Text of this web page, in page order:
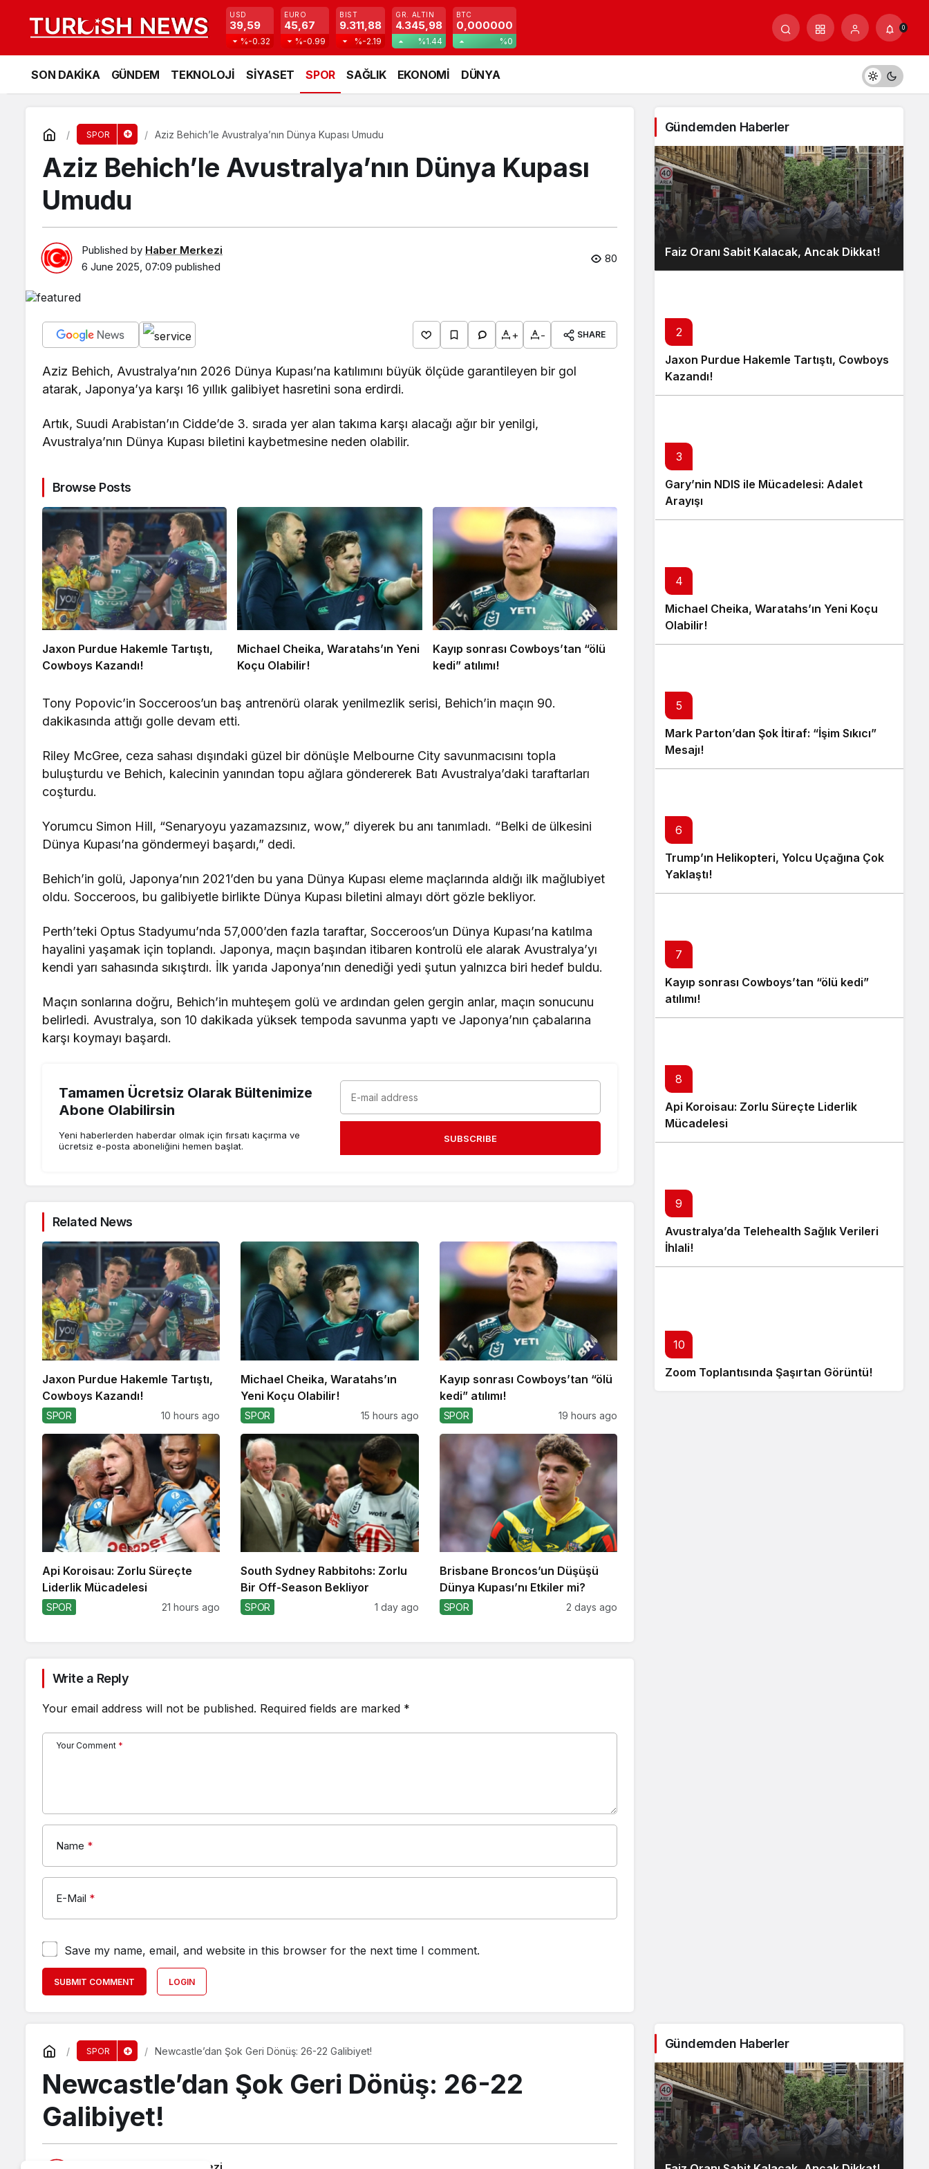
USD
39,59
%-0.32
EURO
45,67
%-0.99
BIST
9.311,88
%-2.19
GR. ALTIN
4.345,98
%1.44
BTC
0,000000
%0
0
SON DAKİKA GÜNDEM TEKNOLOJİ SİYASET SPOR SAĞLIK EKONOMİ DÜNYA
SPOR Aziz Behich’le Avustralya’nın Dünya Kupası Umudu
Aziz Behich’le Avustralya’nın Dünya Kupası
Umudu
Published by Haber Merkezi
6 June 2025, 07:09 published
80
+ - SHARE
Aziz Behich, Avustralya’nın 2026 Dünya Kupası’na katılımını büyük ölçüde garantileyen bir gol
atarak, Japonya’ya karşı 16 yıllık galibiyet hasretini sona erdirdi.
Artık, Suudi Arabistan’ın Cidde’de 3. sırada yer alan takıma karşı alacağı ağır bir yenilgi,
Avustralya’nın Dünya Kupası biletini kaybetmesine neden olabilir.
Browse Posts
Jaxon Purdue Hakemle Tartıştı,
Cowboys Kazandı!
Michael Cheika, Waratahs’ın Yeni
Koçu Olabilir!
Kayıp sonrası Cowboys’tan “ölü
kedi” atılımı!
Tony Popovic’in Socceroos’un baş antrenörü olarak yenilmezlik serisi, Behich’in maçın 90.
dakikasında attığı golle devam etti.
Riley McGree, ceza sahası dışındaki güzel bir dönüşle Melbourne City savunmacısını topla
buluşturdu ve Behich, kalecinin yanından topu ağlara göndererek Batı Avustralya’daki taraftarları
coşturdu.
Yorumcu Simon Hill, “Senaryoyu yazamazsınız, wow,” diyerek bu anı tanımladı. “Belki de ülkesini
Dünya Kupası’na göndermeyi başardı,” dedi.
Behich’in golü, Japonya’nın 2021’den bu yana Dünya Kupası eleme maçlarında aldığı ilk mağlubiyet
oldu. Socceroos, bu galibiyetle birlikte Dünya Kupası biletini almayı dört gözle bekliyor.
Perth’teki Optus Stadyumu’nda 57,000’den fazla taraftar, Socceroos’un Dünya Kupası’na katılma
hayalini yaşamak için toplandı. Japonya, maçın başından itibaren kontrolü ele alarak Avustralya’yı
kendi yarı sahasında sıkıştırdı. İlk yarıda Japonya’nın denediği yedi şutun yalnızca biri hedef buldu.
Maçın sonlarına doğru, Behich’in muhteşem golü ve ardından gelen gergin anlar, maçın sonucunu
belirledi. Avustralya, son 10 dakikada yüksek tempoda savunma yaptı ve Japonya’nın çabalarına
karşı koymayı başardı.
Tamamen Ücretsiz Olarak Bültenimize
Abone Olabilirsin
Yeni haberlerden haberdar olmak için fırsatı kaçırma ve
ücretsiz e-posta aboneliğini hemen başlat.
SUBSCRIBE
Related News
Jaxon Purdue Hakemle Tartıştı,
Cowboys Kazandı!
SPOR 10 hours ago
Michael Cheika, Waratahs’ın
Yeni Koçu Olabilir!
SPOR 15 hours ago
Kayıp sonrası Cowboys’tan “ölü
kedi” atılımı!
SPOR 19 hours ago
Api Koroisau: Zorlu Süreçte
Liderlik Mücadelesi
SPOR 21 hours ago
South Sydney Rabbitohs: Zorlu
Bir Off-Season Bekliyor
SPOR 1 day ago
Brisbane Broncos’un Düşüşü
Dünya Kupası’nı Etkiler mi?
SPOR 2 days ago
Write a Reply
Your email address will not be published. Required fields are marked *
Your Comment *
Name *
E-Mail *
Save my name, email, and website in this browser for the next time I comment.
SUBMIT COMMENT LOGIN
Gündemden Haberler
Faiz Oranı Sabit Kalacak, Ancak Dikkat!
2
Jaxon Purdue Hakemle Tartıştı, Cowboys
Kazandı!
3
Gary’nin NDIS ile Mücadelesi: Adalet
Arayışı
4
Michael Cheika, Waratahs’ın Yeni Koçu
Olabilir!
5
Mark Parton’dan Şok İtiraf: “İşim Sıkıcı”
Mesajı!
6
Trump’ın Helikopteri, Yolcu Uçağına Çok
Yaklaştı!
7
Kayıp sonrası Cowboys’tan “ölü kedi”
atılımı!
8
Api Koroisau: Zorlu Süreçte Liderlik
Mücadelesi
9
Avustralya’da Telehealth Sağlık Verileri
İhlali!
10
Zoom Toplantısında Şaşırtan Görüntü!
SPOR Newcastle’dan Şok Geri Dönüş: 26-22 Galibiyet!
Newcastle’dan Şok Geri Dönüş: 26-22
Galibiyet!
Gündemden Haberler